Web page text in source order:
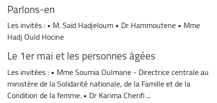
Parlons-en
Les invités : • M. Said Hadjeloum • Dr Hammoutene • Mme
Hadj Ould Hocine
Le 1er mai et les personnes âgées
Les invitées : • Mme Soumia Oulmane - Directrice centrale au
ministère de la Solidarité nationale, de la Famille et de la
Condition de la femme. • Dr Karima Cherifi ...